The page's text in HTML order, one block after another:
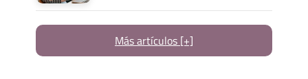
Más artículos [+]